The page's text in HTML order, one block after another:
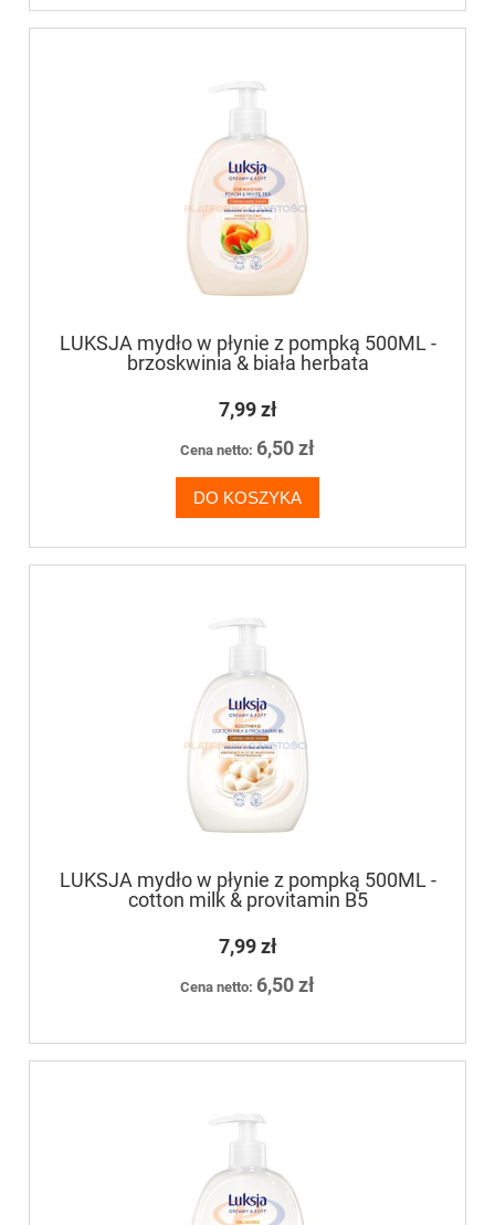
LUKSJA mydło w płynie z pompką 500ML -
brzoskwinia & biała herbata
7,99 zł
Cena netto: 6,50 zł
DO KOSZYKA
LUKSJA mydło w płynie z pompką 500ML -
cotton milk & provitamin B5
7,99 zł
Cena netto: 6,50 zł